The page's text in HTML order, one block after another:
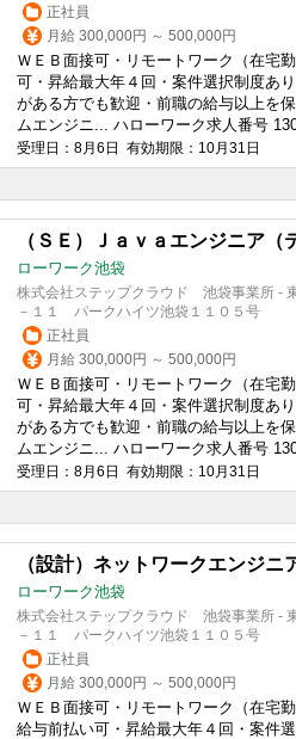
正社員
月給 300,000円 ～ 500,000円
ＷＥＢ面接可・リモートワーク（在宅
可・昇給最大年４回・案件選択制度あ
がある方でも歓迎・前職の給与以上を
ムエンジニ... ハローワーク求人番号
受理日：8月6日 有効期限：10月31日
（ＳＥ）Ｊａｖａエンジニア（
ローワーク池袋
株式会社ステップクラウド 池袋事業所 -
－１１ パークハイツ池袋１１０５号
正社員
月給 300,000円 ～ 500,000円
ＷＥＢ面接可・リモートワーク（在宅
可・昇給最大年４回・案件選択制度あ
がある方でも歓迎・前職の給与以上を
ムエンジニ... ハローワーク求人番号
受理日：8月6日 有効期限：10月31日
（設計）ネットワークエンジニ
ローワーク池袋
株式会社ステップクラウド 池袋事業所 -
－１１ パークハイツ池袋１１０５号
正社員
月給 300,000円 ～ 500,000円
ＷＥＢ面接可・リモートワーク（在宅
給与前払い可・昇給最大年４回・案件